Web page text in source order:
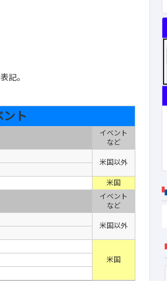
記。
ト
イベント
など
米国以外
米国
イベント
など
米国以外
米国